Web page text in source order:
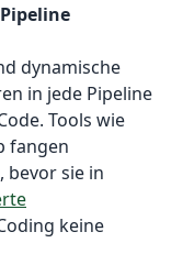
dynamische
in jede Pipeline
Tools wie
fangen
bevor sie in
keine